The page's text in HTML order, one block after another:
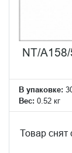
NT/
В упаковке:
Вес: 0.52 кг
Товар снят